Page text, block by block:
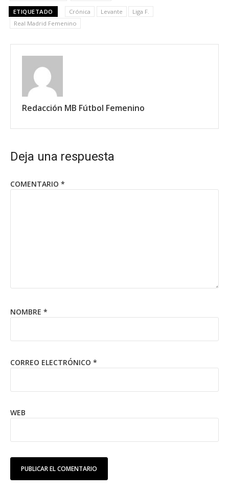
ETIQUETADO Crónica Levante
Liga F.
Real Madrid Femenino
Redacción MB Fútbol Femenino
Deja una respuesta
COMENTARIO *
NOMBRE *
CORREO ELECTRÓNICO *
WEB